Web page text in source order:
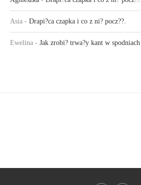
Asia - Drapi?ca czapka i co z ni? pocz??.
Ewelina - Jak zrobi? trwa?y kant w spodniach